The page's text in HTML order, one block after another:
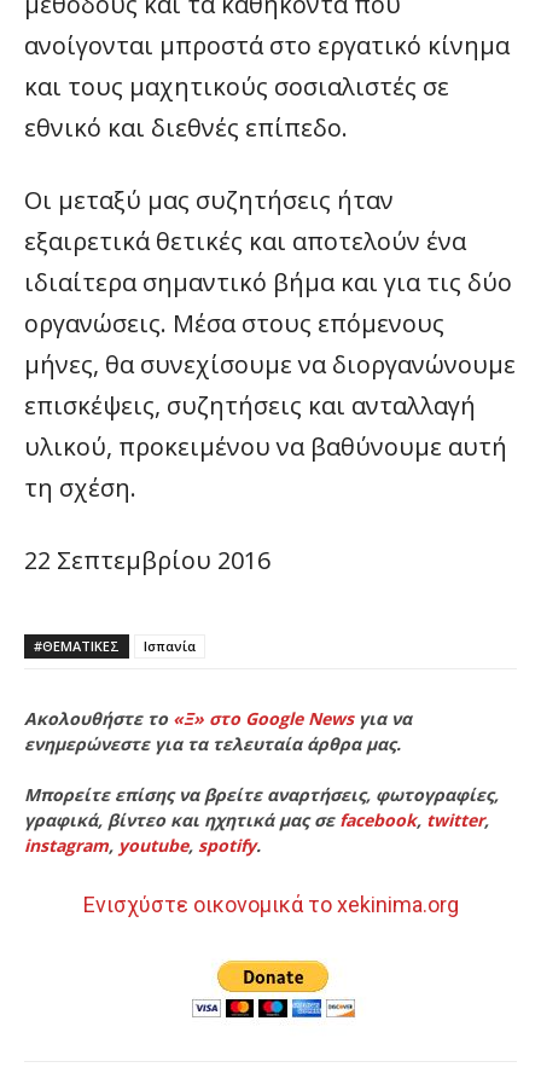
ανοίγονται μπροστά στο εργατικό κίνημα
και τους μαχητικούς σοσιαλιστές σε
εθνικό και διεθνές επίπεδο.
Οι μεταξύ μας συζητήσεις ήταν
εξαιρετικά θετικές και αποτελούν ένα
ιδιαίτερα σημαντικό βήμα και για τις δύο
οργανώσεις. Μέσα στους επόμενους
μήνες, θα συνεχίσουμε να διοργανώνουμε
επισκέψεις, συζητήσεις και ανταλλαγή
υλικού, προκειμένου να βαθύνουμε αυτή
τη σχέση.
22 Σεπτεμβρίου 2016
#ΘΕΜΑΤΙΚΈΣ Ισπανία
Ακολουθήστε το «Ξ» στο Google Newsγια να
ενημερώνεστε για τα τελευταία άρθρα μας.
Μπορείτε επίσης να βρείτε αναρτήσεις, φωτογραφίες,
γραφικά, βίντεο και ηχητικά μας σε facebook, twitter,
instagram, youtube, spotify.
Ενισχύστε οικονομικά το xekinima.org